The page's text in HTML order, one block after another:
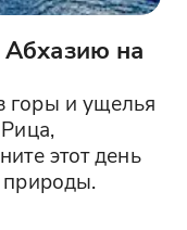
на
горы и ущелья
этот день
природы.